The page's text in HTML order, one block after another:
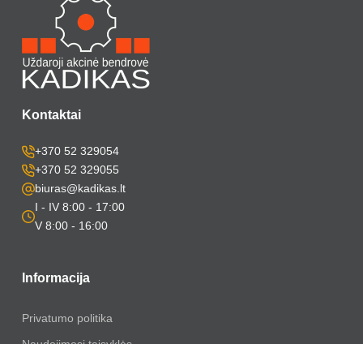
Informacija
Privatumo politika
Kontaktai
+370 52 329054
+370 52 329055
biuras@kadikas.lt
I - IV 8:00 - 17:00
V 8:00 - 16:00